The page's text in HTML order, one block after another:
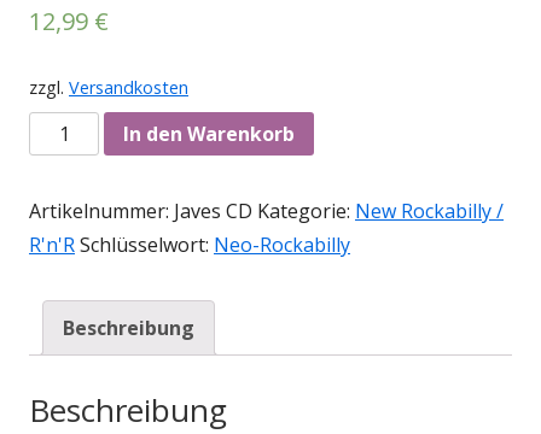
12,99 €
zzgl. Versandkosten
Anzahl In den Warenkorb
Artikelnummer: Javes CD Kategorie: New Rockabilly /
R'n'RSchlüsselwort: Neo-Rockabilly
Beschreibung
Beschreibung